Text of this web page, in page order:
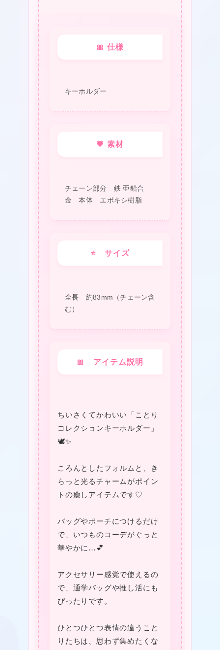
🎀 仕様
キーホルダー
💗 素材
チェーン部分 鉄 亜鉛合
金 本体 エポキシ樹脂
⭐ サイズ
全長 約83mm（チェーン含
む）
🎀 アイテム説明
ちいさくてかわいい「ことり
コレクションキーホルダー」
🕊️✨
ころんとしたフォルムと、き
らっと光るチャームがポイン
トの癒しアイテムです♡
バッグやポーチにつけるだけ
で、いつものコーデがぐっと
華やかに…💕
アクセサリー感覚で使えるの
で、通学バッグや推し活にも
ぴったりです。
ひとつひとつ表情の違うこと
りたちは、思わず集めたくな